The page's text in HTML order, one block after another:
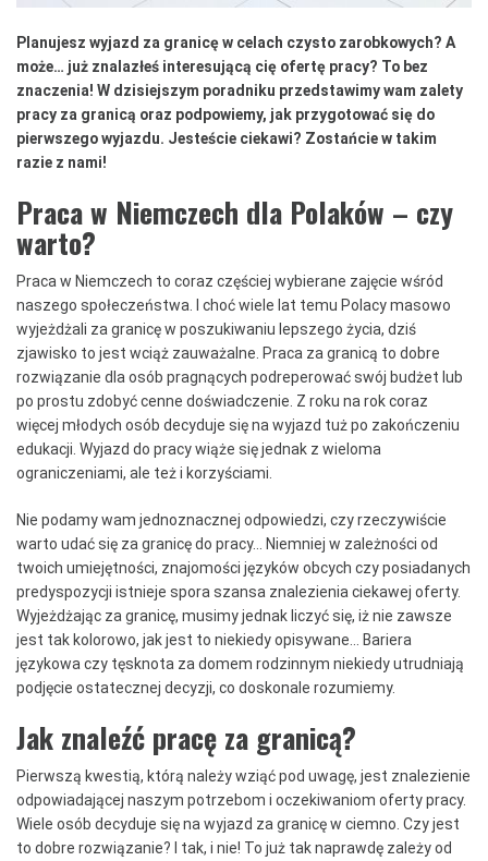
Planujesz wyjazd za granicę w celach czysto zarobkowych? A
może… już znalazłeś interesującą cię ofertę pracy? To bez
znaczenia! W dzisiejszym poradniku przedstawimy wam zalety
pracy za granicą oraz podpowiemy, jak przygotować się do
pierwszego wyjazdu. Jesteście ciekawi? Zostańcie w takim
razie z nami!
Praca w Niemczech dla Polaków – czy
warto?
Praca w Niemczech to coraz częściej wybierane zajęcie wśród
naszego społeczeństwa. I choć wiele lat temu Polacy masowo
wyjeżdżali za granicę w poszukiwaniu lepszego życia, dziś
zjawisko to jest wciąż zauważalne. Praca za granicą to dobre
rozwiązanie dla osób pragnących podreperować swój budżet lub
po prostu zdobyć cenne doświadczenie. Z roku na rok coraz
więcej młodych osób decyduje się na wyjazd tuż po zakończeniu
edukacji. Wyjazd do pracy wiąże się jednak z wieloma
ograniczeniami, ale też i korzyściami.
Nie podamy wam jednoznacznej odpowiedzi, czy rzeczywiście
warto udać się za granicę do pracy… Niemniej w zależności od
twoich umiejętności, znajomości języków obcych czy posiadanych
predyspozycji istnieje spora szansa znalezienia ciekawej oferty.
Wyjeżdżając za granicę, musimy jednak liczyć się, iż nie zawsze
jest tak kolorowo, jak jest to niekiedy opisywane… Bariera
językowa czy tęsknota za domem rodzinnym niekiedy utrudniają
podjęcie ostatecznej decyzji, co doskonale rozumiemy.
Jak znaleźć pracę za granicą?
Pierwszą kwestią, którą należy wziąć pod uwagę, jest znalezienie
odpowiadającej naszym potrzebom i oczekiwaniom oferty pracy.
Wiele osób decyduje się na wyjazd za granicę w ciemno. Czy jest
to dobre rozwiązanie? I tak, i nie! To już tak naprawdę zależy od